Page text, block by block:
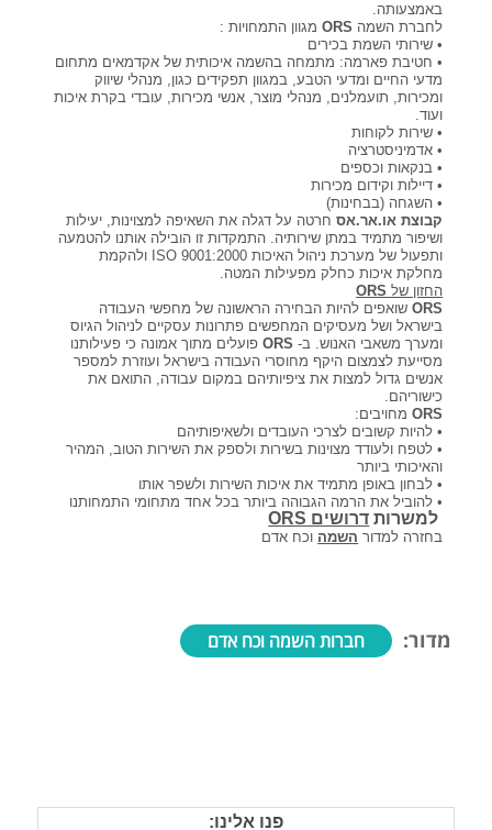
התנתקות
באמצעותה.
לחברת השמה ORSמגוון התמחויות :
• שירותי השמת בכירים
• חטיבת פארמה: מתמחה בהשמה איכותית של אקדמאים מתחום
מדעי החיים ומדעי הטבע, במגוון תפקידים כגון, מנהלי שיווק
ומכירות, תועמלנים, מנהלי מוצר, אנשי מכירות, עובדי בקרת איכות
ועוד.
• שירות לקוחות
• אדמיניסטרציה
• בנקאות וכספים
• דיילות וקידום מכירות
• השגחה (בבחינות)
קבוצת או.אר.אסחרטה על דגלה את השאיפה למצוינות, יעילות
ושיפור מתמיד במתן שירותיה. התמקדות זו הובילה אותנו להטמעה
ותפעול של מערכת ניהול האיכות 9001:2000 ISO ולהקמת
מחלקת איכות כחלק מפעילות המטה.
החזון של ORS
ORSשואפים להיות הבחירה הראשונה של מחפשי העבודה
בישראל ושל מעסיקים המחפשים פתרונות עסקיים לניהול הגיוס
ומערך משאבי האנוש. ב- ORSפועלים מתוך אמונה כי פעילותנו
מסייעת לצמצום היקף מחוסרי העבודה בישראל ועוזרת למספר
אנשים גדול למצות את ציפיותיהם במקום עבודה, התואם את
כישוריהם.
ORSמחויבים:
• להיות קשובים לצרכי העובדים ולשאיפותיהם
• לטפח ולעודד מצוינות בשירות ולספק את השירות הטוב, המהיר
והאיכותי ביותר
• לבחון באופן מתמיד את איכות השירות ולשפר אותו
• להוביל את הרמה הגבוהה ביותר בכל אחד מתחומי התמחותנו
למשרות דרושים ORS
בחזרה למדור השמה וכח אדם
מדור: חברות השמה וכח אדם
פנו אלינו: